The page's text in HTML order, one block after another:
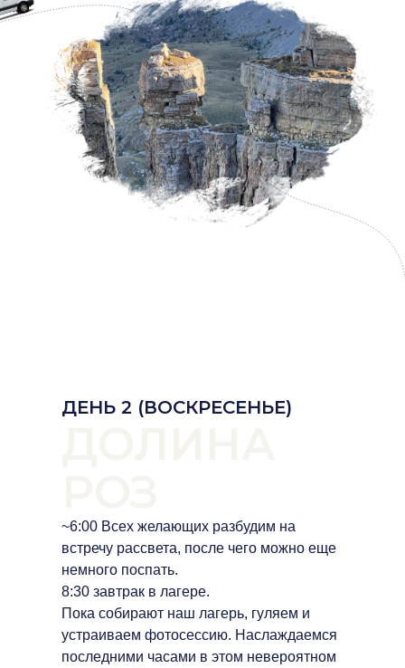
ДЕНЬ 2 (ВОСКРЕСЕНЬЕ)
~6:00 Всех желающих разбудим на
встречу рассвета, после чего можно еще
немного поспать.
8:30 завтрак в лагере.
Пока собирают наш лагерь, гуляем и
устраиваем фотосессию. Наслаждаемся
последними часами в этом невероятном